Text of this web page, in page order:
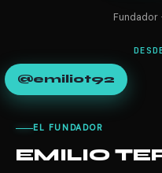
Fundador
@emiliot92
EL FUNDADOR
EMILIO